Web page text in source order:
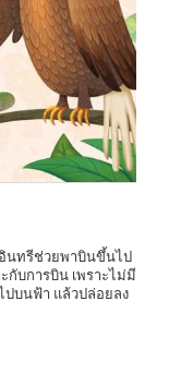
นทรีช่วยพาบินขึ้นไป
กับการบิน เพราะไม่มี
ปบนฟ้า แล้วปล่อยลง